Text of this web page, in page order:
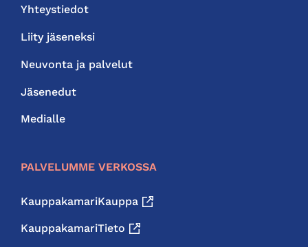
Yhteystiedot
Liity jäseneksi
Neuvonta ja palvelut
Jäsenedut
Medialle
PALVELUMME VERKOSSA
KauppakamariKauppa
KauppakamariTieto